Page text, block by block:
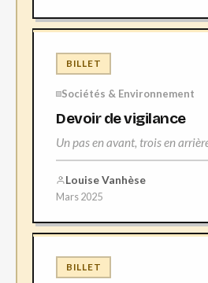
BILLET
Sociétés & Environnement
Devoir de vigilance
Un pas en avant, trois en
Louise Vanhèse
Mars 2025
BILLET